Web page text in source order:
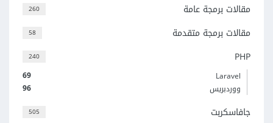
260 مقالات برمجة عامة
58 مقالات برمجة متقدمة
240 PHP
69
Laravel
96
ووردبريس
505 جافاسكربت